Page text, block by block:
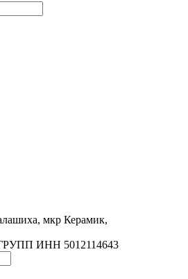
мкр Керамик,
ИНН 5012114643